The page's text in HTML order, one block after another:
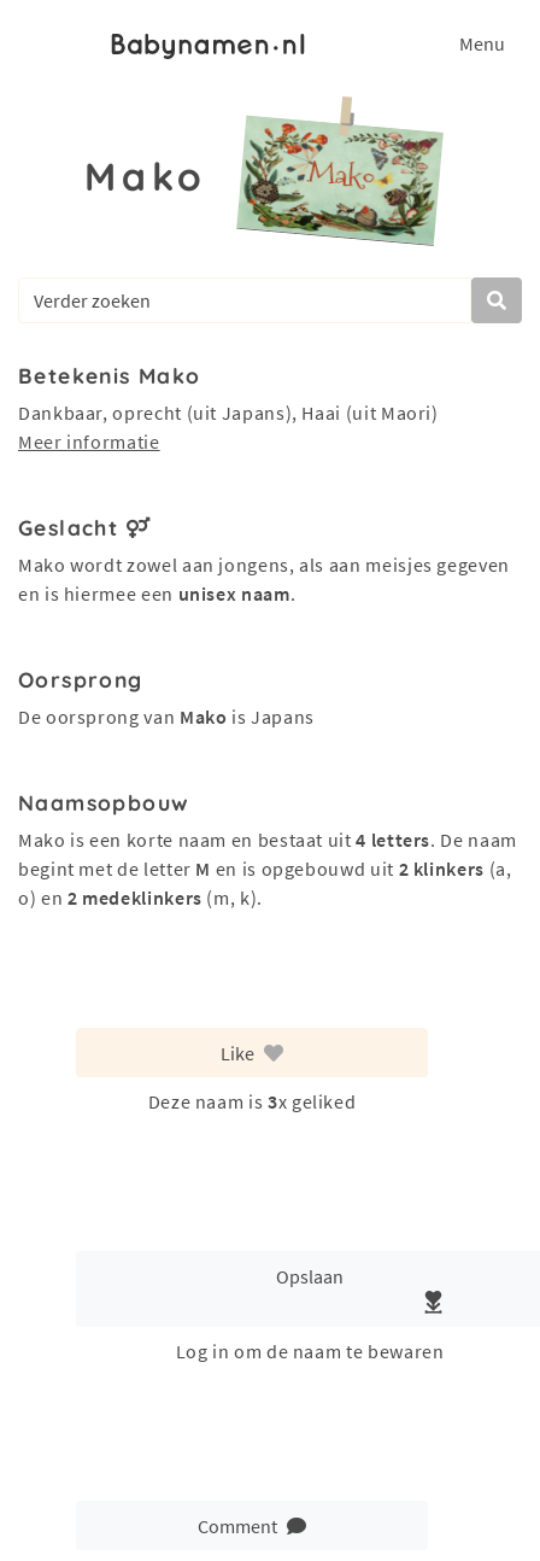
Menu
Mako
Betekenis Mako
Dankbaar, oprecht (uit Japans), Haai (uit Maori)
Meer informatie
Geslacht
Mako wordt zowel aan jongens, als aan meisjes gegeven
en is hiermee een unisex naam.
Oorsprong
De oorsprong van Mako is Japans
Naamsopbouw
Mako is een korte naam en bestaat uit4 letters. De naam
begint met de letter M en is opgebouwd uit 2 klinkers (a,
o) en 2 medeklinkers (m, k).
Like
Deze naam is 3x geliked
Opslaan
Log in om de naam te bewaren
Comment